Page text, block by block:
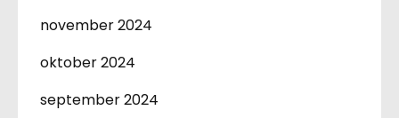
november 2024
oktober 2024
september 2024